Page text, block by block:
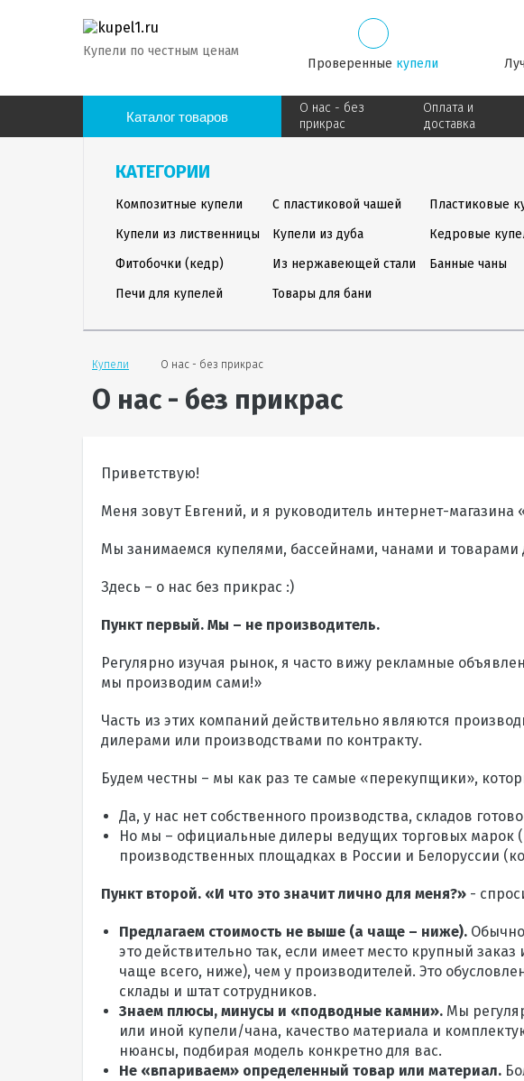
Купели по честным ценам
Проверенные купели
Каталог товаров
О нас - без
прикрас
Оплата и
доставка
КАТЕГОРИИ
Композитные купели С пластиковой чашей
Пластиковые
Купели из лиственницы
Купели из дуба
Кедровые
Фитобочки (кедр)
Из нержавеющей стали
Банные чаны
Печи для купелей
Товары для бани
Купели О нас - без прикрас
О нас - без прикрас
Приветствую!
Меня зовут Евгений, и я руководитель интернет-магазина
Мы занимаемся купелями, бассейнами, чанами и товарами
Здесь – о нас без прикрас :)
Пункт первый. Мы – не производитель.
Регулярно изучая рынок, я часто вижу рекламные
мы производим сами!»
Часть из этих компаний действительно являются
дилерами или производствами по контракту.
Будем честны – мы как раз те самые «перекупщики»,
Да, у нас нет собственного производства, складов
Но мы – официальные дилеры ведущих торговых марок
производственных площадках в России и Белоруссии
Пункт второй. «И что это значит лично для меня?» -
Предлагаем стоимость не выше (а чаще – ниже).
это действительно так, если имеет место крупный
чаще всего, ниже), чем у производителей. Это
склады и штат сотрудников.
Знаем плюсы, минусы и «подводные камни». Мы
или иной купели/чана, качество материала и
нюансы, подбирая модель конкретно для вас.
Не «впариваем» определенный товар или материал.